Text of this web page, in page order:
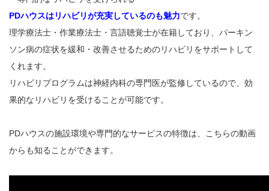
PDハウスはリハビリが充実しているのも魅力です。
理学療法士・作業療法士・言語聴覚士が在籍しており、パーキン
ソン病の症状を緩和・改善させるためのリハビリをサポートして
くれます。
リハビリプログラムは神経内科の専門医が監修しているので、効
果的なリハビリを受けることが可能です。
PDハウスの施設環境や専門的なサービスの特徴は、こちらの動画
からも知ることができます。